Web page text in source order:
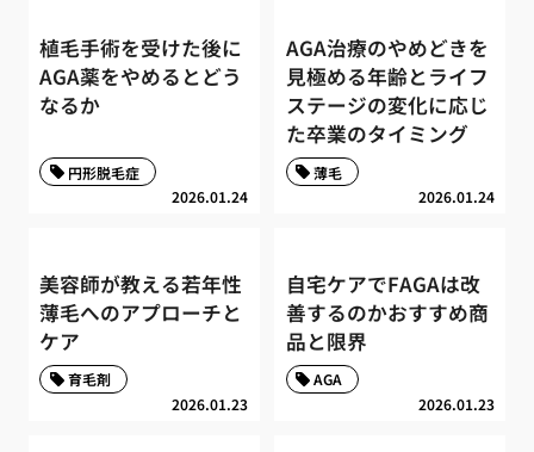
植毛手術を受けた後に
AGA薬をやめるとどう
なるか
2026.01.24
円形脱毛症
AGA治療のやめどきを
見極める年齢とライフ
ステージの変化に応じ
た卒業のタイミング
2026.01.24
薄毛
美容師が教える若年性
薄毛へのアプローチと
ケア
2026.01.23
育毛剤
自宅ケアでFAGAは改
善するのかおすすめ商
品と限界
2026.01.23
AGA